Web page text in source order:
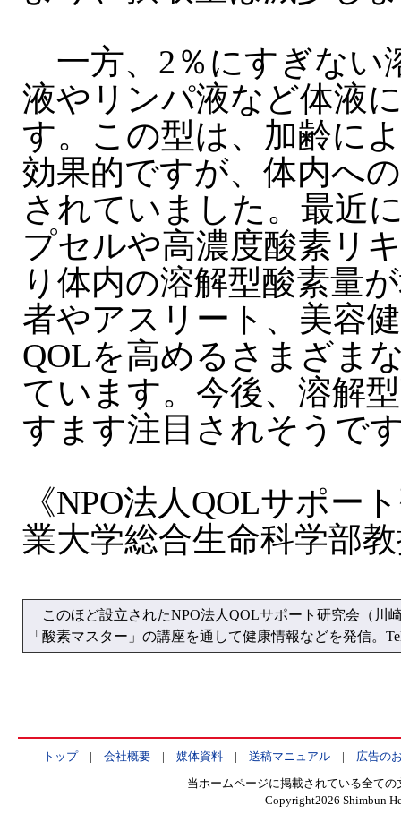
一方、2％にすぎない
液やリンパ液など体液
す。この型は、加齢に
効果的ですが、体内へ
されていました。最近
プセルや高濃度酸素リ
り体内の溶解型酸素量
者やアスリート、美容
QOLを高めるさまざま
ています。今後、溶解
すます注目されそうで
《NPO法人QOLサポ
業大学総合生命科学部
このほど設立されたNPO法人QOLサポート研究会（川
「酸素マスター」の講座を通して健康情報などを発信。
トップ| 会社概要| 媒体資料| 送稿マニュアル| 広告の
当ホームページに掲載されている全て
Copyright2026 Shimbun